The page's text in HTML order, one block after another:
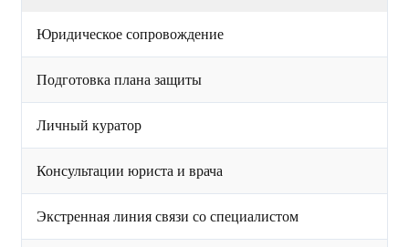
Юридическое сопровождение
Подготовка плана защиты
Личный куратор
Консультации юриста и врача
Экстренная линия связи со специалистом